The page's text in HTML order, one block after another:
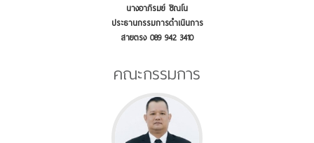
นางอาภิรมย์ ชิณโน
ประธานกรรมการดำเนินการ
สายตรง 089 942 3410
คณะกรรมการ